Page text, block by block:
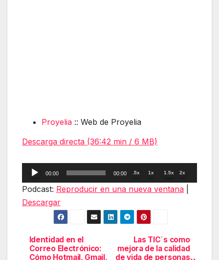
Proyelia :: Web de Proyelia
Descarga directa (36:42 min / 6 MB)
Reproductor
de
00:00 00:00 .5x 1x 1.5x 2x
Podcast: Reproducir en una nueva ventana
Descargar
Navegación
Las TIC`s como
mejora de la calidad
de vida de personas
Identidad en el
Correo Electrónico:
Cómo Hotmail, Gmail,